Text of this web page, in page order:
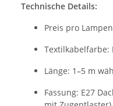
Technische Details:
Preis pro
Textilkabelfarbe:
Länge: 1–5 m
Fassung: E27